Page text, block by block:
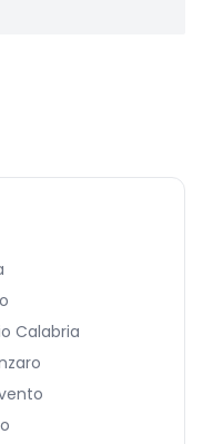
Calabria